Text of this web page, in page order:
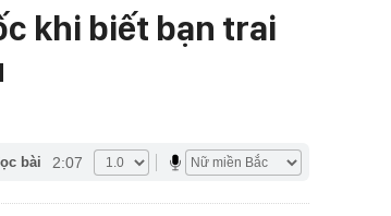
khi biết bạn trai
bài 2:07